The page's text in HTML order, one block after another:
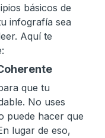
básicos de
infografía sea
Aquí te
que tu
No uses
puede hacer que
lugar de eso,